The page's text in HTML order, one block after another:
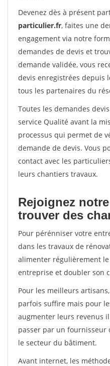
Devenez dès à présent
particulier.fr, faites une
engagement via notre
demandes de devis et
demande validée, vous
devis enregistrées depuis
tous les partenaires du
Toutes les demandes
service Qualité avant la
processus qui permet de
demande de devis. Vous
contact avec les
leurs chantiers travaux.
Rejoignez
trouver des
Pour pérénniser votre
dans les travaux de
alimenter régulièrement
entreprise et doubler son
Pour les meilleurs
parfois suffire mais pour
augmenter leurs revenus
passer par un fournisseur
le secteur du bâtiment.
Avant internet, les